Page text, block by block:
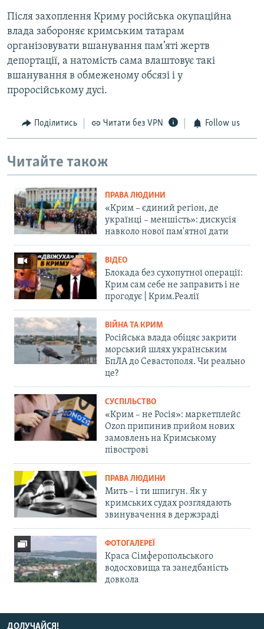
Після захоплення Криму російська окупаційна
влада забороняє кримським татарам
організовувати вшанування пам’яті жертв
депортації, а натомість сама влаштовує такі
вшанування в обмеженому обсязі і у
проросійському дусі.
Поділитись Читати без VPN Follow us
Читайте також
ПРАВА ЛЮДИНИ
«Крим – єдиний регіон, де
українці – меншість»: дискусія
навколо нової пам'ятної дати
ВІДЕО
Блокада без сухопутної операції:
Крим сам себе не заправить і не
прогодує | Крим.Реалії
ВІЙНА ТА КРИМ
Російська влада обіцяє закрити
морський шлях українським
БпЛА до Севастополя. Чи реально
це?
СУСПІЛЬСТВО
«Крим – не Росія»: маркетплейс
Ozon припинив прийом нових
замовлень на Кримському
півострові
ПРАВА ЛЮДИНИ
Мить – і ти шпигун. Як у
кримських судах розглядають
звинувачення в держзраді
ФОТОГАЛЕРЕЇ
Краса Сімферопольського
водосховища та занедбаність
довкола
ДОЛУЧАЙСЯ!